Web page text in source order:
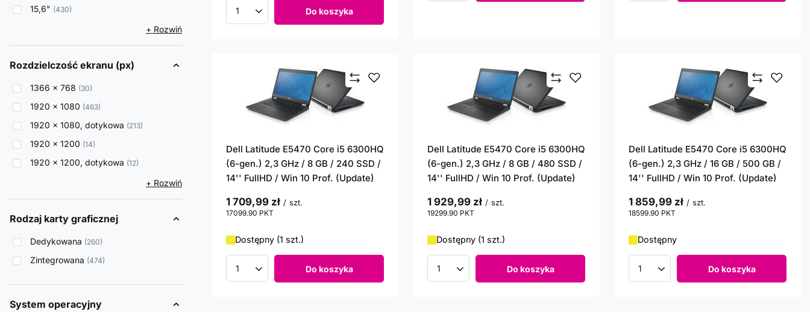
15,6" 430
+ Rozwiń
Rozdzielczość ekranu (px)
1366 x 768 30
1920 x 1080 463
1920 x 1080, dotykowa 213
1920 x 1200 14
1920 x 1200, dotykowa 12
+ Rozwiń
Rodzaj karty graficznej
Dedykowana 260
Zintegrowana 474
System operacyjny
Ilość produktów Do koszyka
Dell Latitude E5470 Core i5 6300HQ
(6-gen.) 2,3 GHz / 8 GB / 240 SSD /
14'' FullHD / Win 10 Prof. (Update)
1 709,99 zł / szt.
17099.90 PKT
Dostępny (1 szt.)
Ilość produktów Do koszyka
Dell Latitude E5470 Core i5 6300HQ
(6-gen.) 2,3 GHz / 8 GB / 480 SSD /
14'' FullHD / Win 10 Prof. (Update)
1 929,99 zł / szt.
19299.90 PKT
Dostępny (1 szt.)
Ilość produktów Do koszyka
Dell Latitude E5470 Core i5 6300HQ
(6-gen.) 2,3 GHz / 16 GB / 500 GB /
14'' FullHD / Win 10 Prof. (Update)
1 859,99 zł / szt.
18599.90 PKT
Dostępny
Ilość produktów Do koszyka